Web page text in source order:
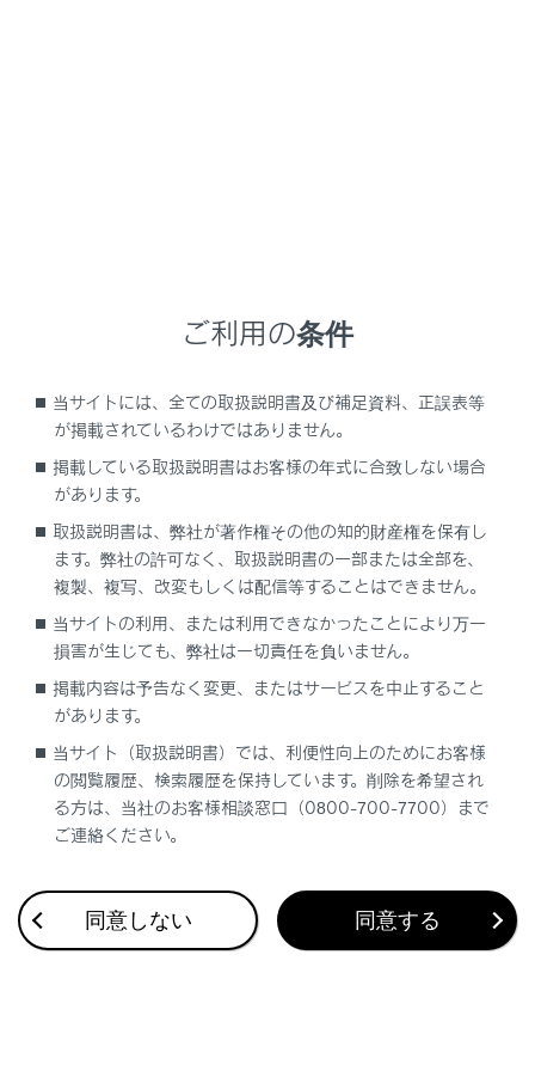
ステアリングスイッチで操作する（A タイプ）
ステアリングスイッチで操作する（B タイプ）
合わせて見られているページ
ドライブレコーダー
VICS・交通情報
付録
このページは役に立ちましたか？
ご利用の条件
当サイトには、全ての取扱説明書及び補足資料、正誤表等
が掲載されているわけではありません。
掲載している取扱説明書はお客様の年式に合致しない場合
があります。
取扱説明書は、弊社が著作権その他の知的財産権を保有し
ます。弊社の許可なく、取扱説明書の一部または全部を、
複製、複写、改変もしくは配信等することはできません。
当サイトの利用、または利用できなかったことにより万一
損害が生じても、弊社は一切責任を負いません。
掲載内容は予告なく変更、またはサービスを中止すること
があります。
当サイト（取扱説明書）では、利便性向上のためにお客様
の閲覧履歴、検索履歴を保持しています。削除を希望され
る方は、当社のお客様相談窓口（0800-700-7700）まで
ご連絡ください。
同意しない 同意する